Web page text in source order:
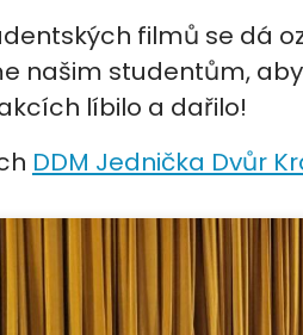
filmů se dá
našim studentům,
líbilo a dařilo!
DDM Jednička Dvůr